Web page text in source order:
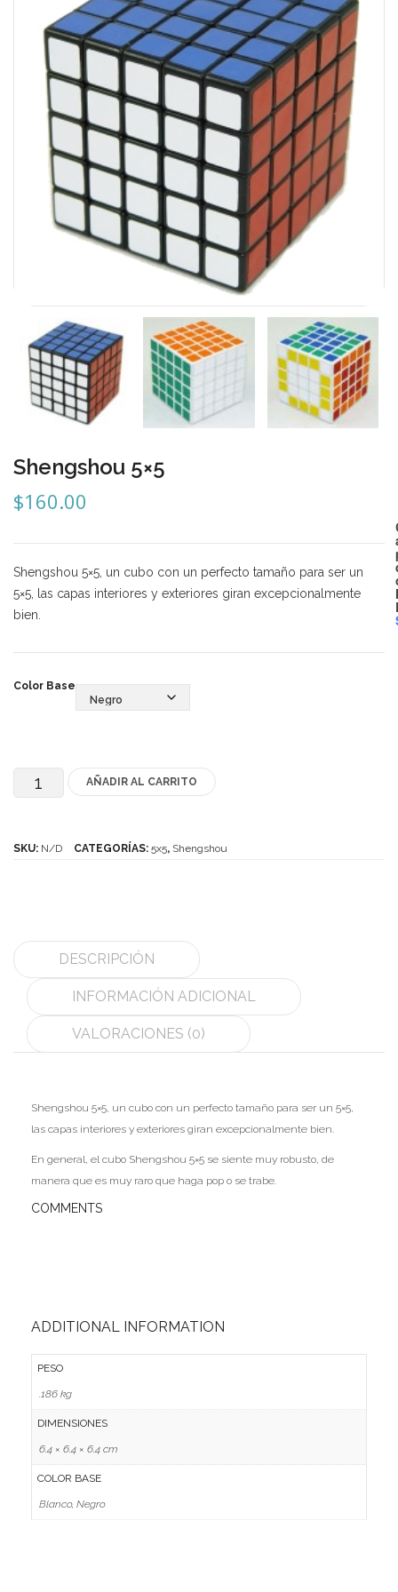
Carni
DaYan
DianSheng
FangShi
Fidget Cube
Lim
Lingao
MoHuanShoSu
MoJue
Mozhi
Okamoto
QJ
Quick Finger
Very Puzzle
Cyclone Boy’s
Gan’s
GuoGuan
MoFangJiaoShi
Z-Stickers
Speedcubing
Shengshou 5×5
$160.00
Shengshou 5×5, un cubo con un perfecto tamaño para ser un
5×5, las capas interiores y exteriores giran excepcionalmente
bien.
Color Base
Shengshou AÑADIR AL CARRITO
SKU: N/D CATEGORÍAS: 5x5, Shengshou
DESCRIPCIÓN
INFORMACIÓN ADICIONAL
VALORACIONES (0)
Shengshou 5×5, un cubo con un perfecto tamaño para ser un 5×5,
las capas interiores y exteriores giran excepcionalmente bien.
En general, el cubo Shengshou 5×5 se siente muy robusto, de
manera que es muy raro que haga pop o se trabe.
COMMENTS
ADDITIONAL INFORMATION
PESO
.186 kg
DIMENSIONES
6.4 × 6.4 × 6.4 cm
COLOR BASE
Blanco, Negro